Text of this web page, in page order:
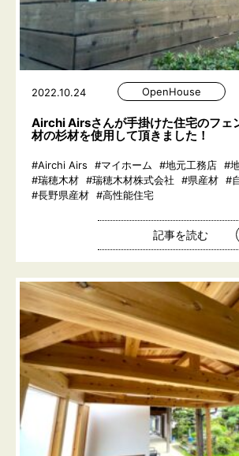
2022.10.24 OpenHouse
Airchi Airsさんが手掛けた住宅のフェ
材の杉材を使用して頂きました！
#Airchi Airs #マイホーム #地元工務店 #
#瑞穂木材 #瑞穂木材株式会社 #県産材 #
#長野県産材 #高性能住宅
記事を読む